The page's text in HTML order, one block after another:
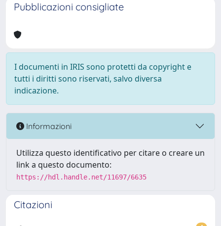
Pubblicazioni consigliate
I documenti in IRIS sono protetti da copyright e
tutti i diritti sono riservati, salvo diversa
indicazione.
Informazioni
Utilizza questo identificativo per citare o creare un
link a questo documento:
https://hdl.handle.net/11697/6635
Citazioni